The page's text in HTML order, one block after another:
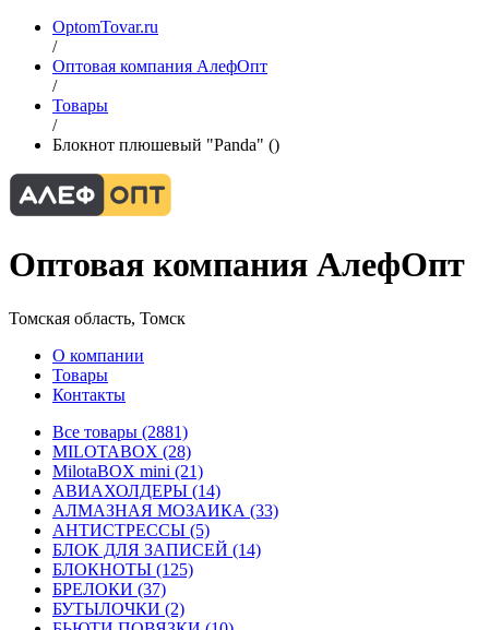
OptomTovar.ru
/
Оптовая компания АлефОпт
/
Товары
/
Блокнот плюшевый "Panda" ()
Оптовая компания АлефОпт
Томская область, Томск
О компании
Товары
Контакты
Все товары (2881)
MILOTABOX (28)
MilotaBOX mini (21)
АВИАХОЛДЕРЫ (14)
АЛМАЗНАЯ МОЗАИКА (33)
АНТИСТРЕССЫ (5)
БЛОК ДЛЯ ЗАПИСЕЙ (14)
БЛОКНОТЫ (125)
БРЕЛОКИ (37)
БУТЫЛОЧКИ (2)